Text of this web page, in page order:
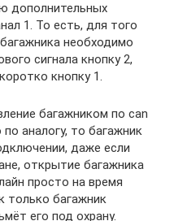
дополнительных
1. То есть, для того
необходимо
сигнала кнопку 2,
кнопку 1.
багажником по can
аналогу, то багажник
даже если
открытие багажника
просто на время
только багажник
его под охрану.